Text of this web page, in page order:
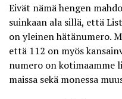
Eivät nämä hengen
suinkaan ala sillä, että
on yleinen hätänumero.
että 112 on myös
numero on kotimaamme
maissa sekä monessa